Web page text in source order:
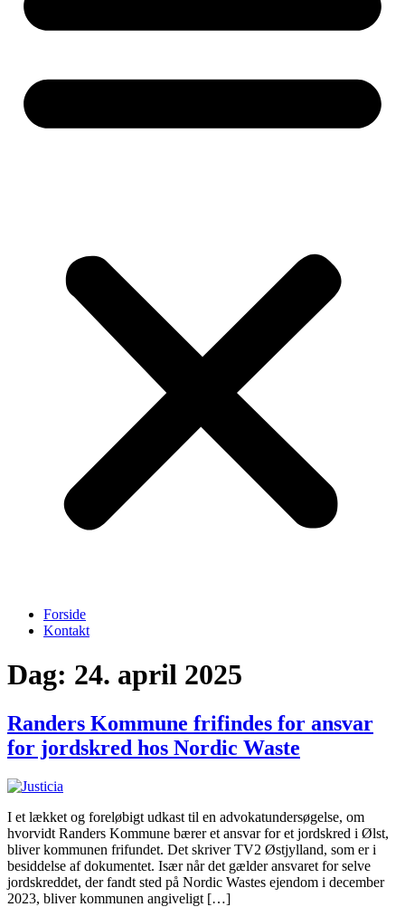
Forside
Kontakt
Dag: 24. april 2025
Randers Kommune frifindes for ansvar
for jordskred hos Nordic Waste
I et lækket og foreløbigt udkast til en advokatundersøgelse, om
hvorvidt Randers Kommune bærer et ansvar for et jordskred i Ølst,
bliver kommunen frifundet. Det skriver TV2 Østjylland, som er i
besiddelse af dokumentet. Især når det gælder ansvaret for selve
jordskreddet, der fandt sted på Nordic Wastes ejendom i december
2023, bliver kommunen angiveligt […]